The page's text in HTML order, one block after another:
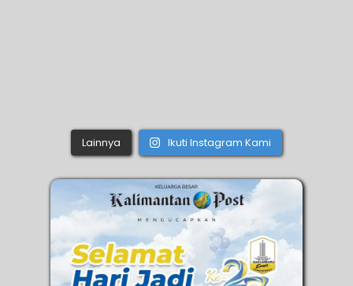
Lainnya Ikuti Instagram Kami